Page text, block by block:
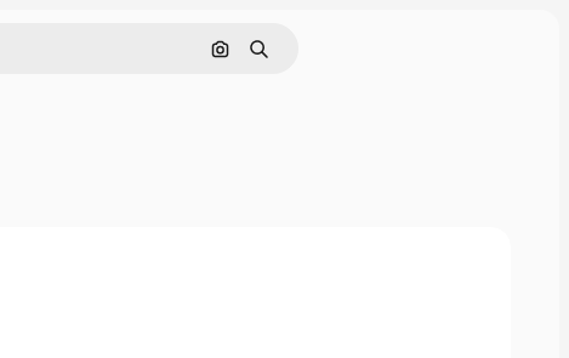
Поиск по изображению
Поиск